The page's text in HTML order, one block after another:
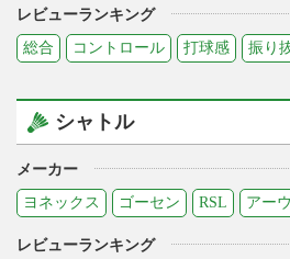
レビューランキング
総合
コントロール 打球感 振り
シャトル
メーカー
ヨネックス
ゴーセン RSL アー
レビューランキング